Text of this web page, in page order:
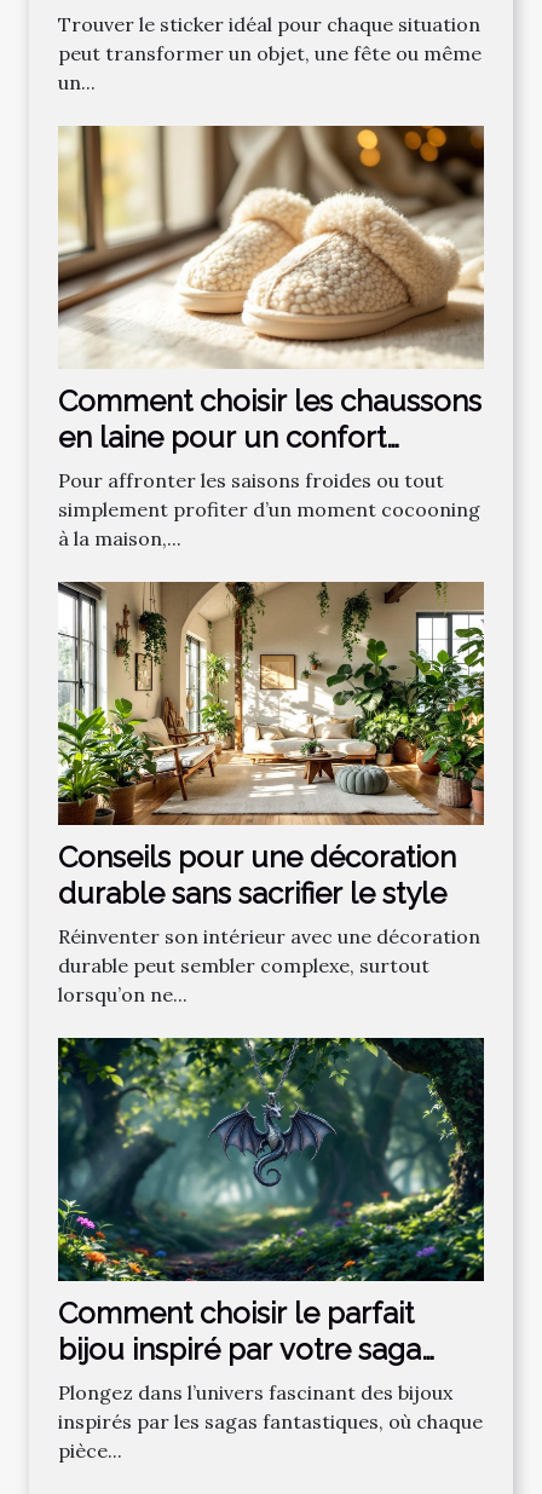
Trouver le sticker idéal pour chaque situation
peut transformer un objet, une fête ou même
un...
Comment choisir les chaussons
en laine pour un confort
optimal ?
Pour affronter les saisons froides ou tout
simplement profiter d’un moment cocooning
à la maison,...
Conseils pour une décoration
durable sans sacrifier le style
Réinventer son intérieur avec une décoration
durable peut sembler complexe, surtout
lorsqu’on ne...
Comment choisir le parfait
bijou inspiré par votre saga
fantastique préférée ?
Plongez dans l’univers fascinant des bijoux
inspirés par les sagas fantastiques, où chaque
pièce...